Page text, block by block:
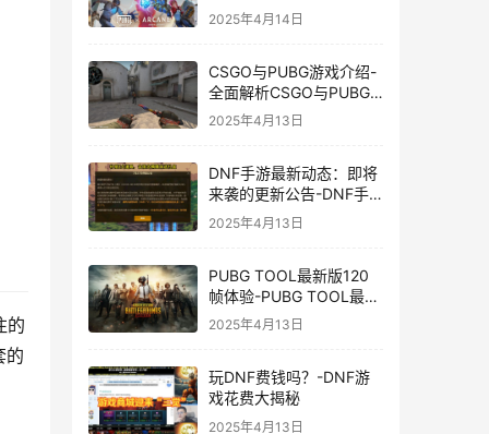
的
的
国际服中进行高效且安全
的UC充值
2025年4月14日
CSGO与PUBG游戏介绍-
全面解析CSGO与PUBG
这两款热门射击游戏
2025年4月13日
DNF手游最新动态：即将
来袭的更新公告-DNF手
游最新消息与更新时间表
2025年4月13日
PUBG TOOL最新版120
帧体验-PUBG TOOL最新
版120帧游戏体验优化
2025年4月13日
玩DNF费钱吗？-DNF游
戏花费大揭秘
2025年4月13日